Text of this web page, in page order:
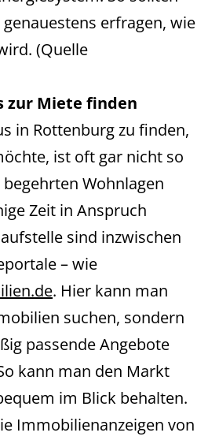
erfragen, wie
(Quelle
zur Miete finden
in Rottenburg zu finden,
ist oft gar nicht so
Wohnlagen
Zeit in Anspruch
sind inzwischen
– wie
. Hier kann man
suchen, sondern
passende Angebote
kann man den Markt
im Blick behalten.
Immobilienanzeigen von